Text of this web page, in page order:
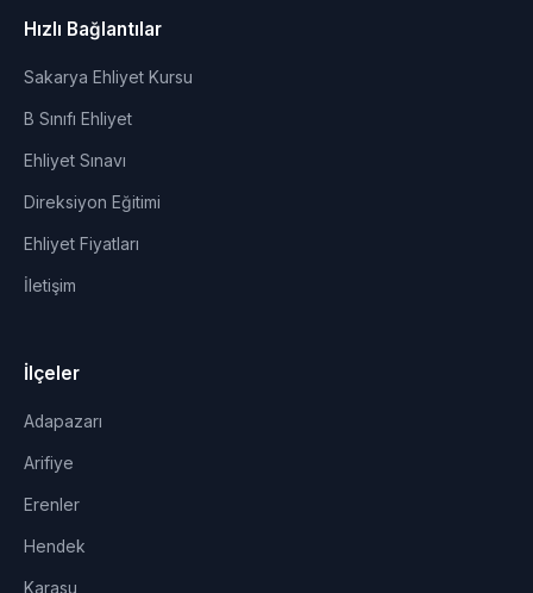
Hızlı Bağlantılar
Sakarya Ehliyet Kursu
B Sınıfı Ehliyet
Ehliyet Sınavı
Direksiyon Eğitimi
Ehliyet Fiyatları
İletişim
İlçeler
Adapazarı
Arifiye
Erenler
Hendek
Karasu